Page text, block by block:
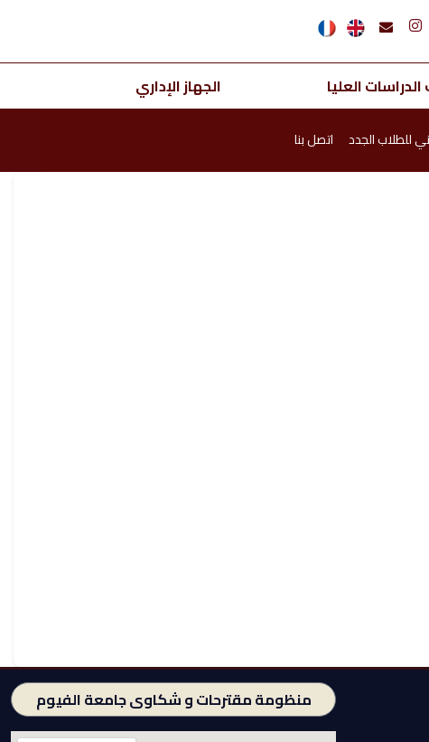
العليا الجهاز الإداري
للطلاب الجدد اتصل بنا
منظومة مقترحات و شكاوى جامعة الفيوم